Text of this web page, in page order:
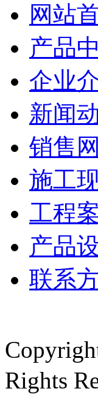
网站
产品
企业
新闻
销售
施工
工程
产品
联系
Rights